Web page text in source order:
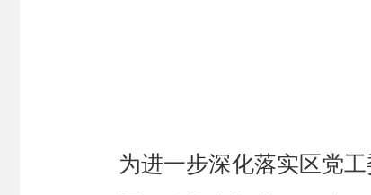
为进一步深化落实区党